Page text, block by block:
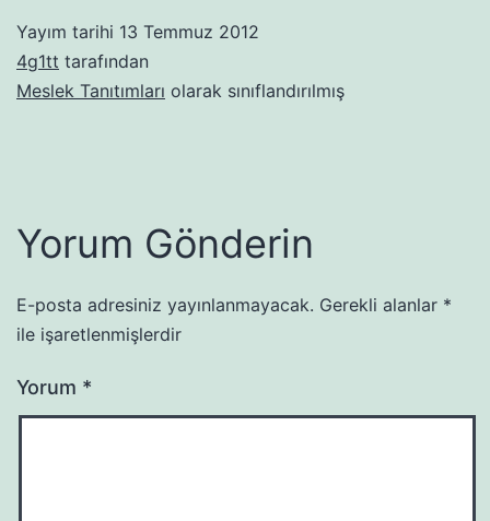
Yayım tarihi 13 Temmuz 2012
4g1tt tarafından
Meslek Tanıtımları olarak sınıflandırılmış
Yorum Gönderin
E-posta adresiniz yayınlanmayacak. Gerekli alanlar *
ile işaretlenmişlerdir
Yorum *